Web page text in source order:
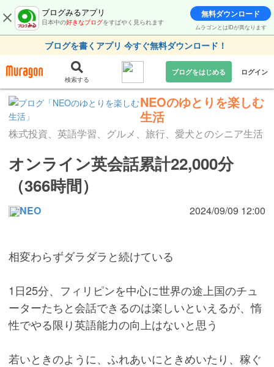
ブログみるアプリ
日本中の好きなブログをすばやく見られます
無料ダウンロード
ムラゴンとはIDが異なります
ブログを書くアプリ 今すぐ無料ダウンロード！
検索する
ブログをはじめる ログイン
NEOのゆとりを楽しむ
生活
株式投資、英語学習、グルメ、旅行、愛犬とのシニア生活
オンライン英会話累計22,000分
（366時間）
NEO 2024/09/09 12:00
相変わらずダラダラと続けている
1日25分、フィリピンを中心に世界の途上国のチュ
ーターたちと会話できるのは楽しいといえるが、惰
性でやる限り英語能力の向上はないと思う
若いときのように、ふれあいにときめいたり、稼ぐ